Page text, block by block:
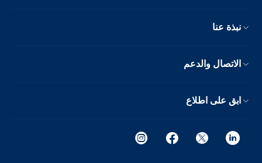
نبذة عنا
الاتصال والدعم
ابق على اطلاع